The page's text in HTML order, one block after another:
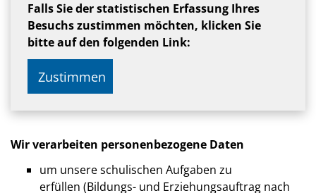
Falls Sie der statistischen Erfassung Ihres
Besuchs zustimmen möchten, klicken Sie
bitte auf den folgenden Link:
Zustimmen
Wir verarbeiten personenbezogene Daten
um unsere schulischen Aufgaben zu
erfüllen (Bildungs- und Erziehungsauftrag nach